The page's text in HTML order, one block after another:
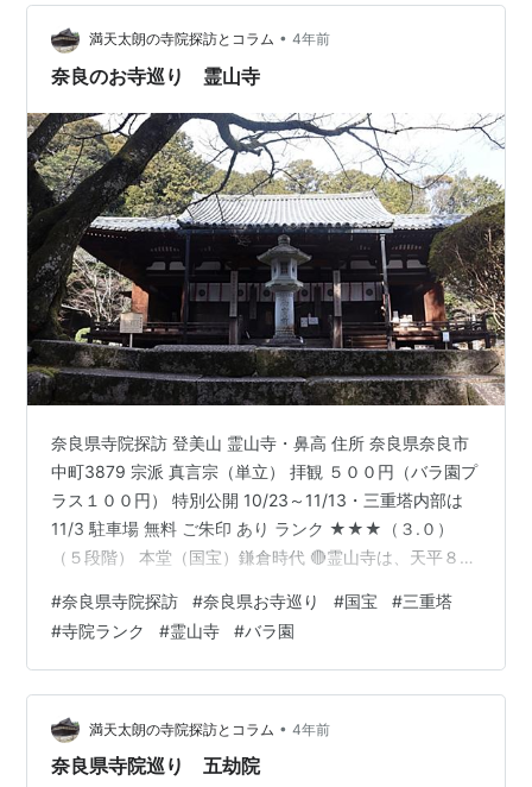
（１４６９） 奈良県の文化財に指定されています。 本堂
内（内部拝観すれば鮮明に見れます）
満天太朗の寺院探訪とコラム • 4年前
奈良のお寺巡り 霊山寺
奈良県寺院探訪 登美山 霊山寺・鼻高 住所 奈良県奈良市
中町3879 宗派 真言宗（単立） 拝観 ５００円（バラ園プ
ラス１００円） 特別公開 10/23～11/13・三重塔内部は
11/3 駐車場 無料 ご朱印 あり ランク ★★★（３.０）
（５段階） 本堂（国宝）鎌倉時代 🔴霊山寺は、天平８年
ン僧 菩提遷那が名を与えた。鎌倉時代・北条氏の帰依厚
く、その後豊臣家・徳川家と受け 継がれ明治期まで、兵
火などなくきましたが、廃仏毀釈で伽藍は半減し仏像
200数体 も焼却されてしまいました。それでも国宝・重
文建築６棟や重文の宝物３０数点が 現存しています。…
#奈良県寺院探訪 #奈良県お寺巡り #国宝 #三重塔
#寺院ランク #霊山寺 #バラ園
満天太朗の寺院探訪とコラム • 4年前
奈良県寺院巡り 五劫院